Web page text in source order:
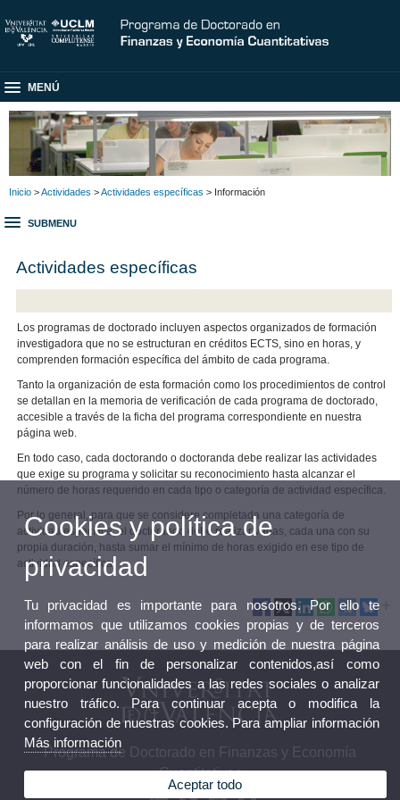
MENÚ
Inicio >Actividades >Actividades específicas > Información
SUBMENU
Actividades específicas
Los programas de doctorado incluyen aspectos organizados de formación
investigadora que no se estructuran en créditos ECTS, sino en horas, y
comprenden formación específica del ámbito de cada programa.
Tanto la organización de esta formación como los procedimientos de control
se detallan en la memoria de verificación de cada programa de doctorado,
accesible a través de la ficha del programa correspondiente en nuestra
página web.
En todo caso, cada doctorando o doctoranda debe realizar las actividades
que exige su programa y solicitar su reconocimiento hasta alcanzar el
número de horas requerido en cada tipo o categoría de actividad específica.
Por lo general, para que se considere completada una categoría de
actividad específica, el doctorando debe realizar varias, cada una con su
propia duración, hasta sumar el mínimo de horas exigido en ese tipo de
actividad específica.
Programa de Doctorado en Finanzas y Economía
Cuantitativas
Cookies y política de
privacidad
Tu privacidad es importante para nosotros. Por ello te
informamos que utilizamos cookies propias y de terceros
para realizar análisis de uso y medición de nuestra página
web con el fin de personalizar contenidos,así como
proporcionar funcionalidades a las redes sociales o analizar
nuestro tráfico. Para continuar acepta o modifica la
configuración de nuestras cookies. Para ampliar información
Más información
Aceptar todo